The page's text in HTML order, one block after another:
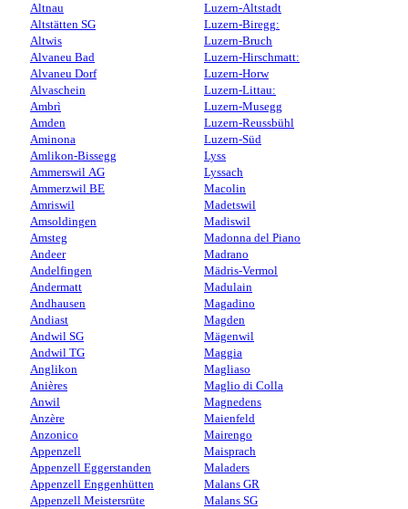
Altnau
Altstätten SG
Altwis
Alvaneu Bad
Alvaneu Dorf
Alvaschein
Ambrì
Amden
Aminona
Amlikon-Bissegg
Ammerswil AG
Ammerzwil BE
Amriswil
Amsoldingen
Amsteg
Andeer
Andelfingen
Andermatt
Andhausen
Andiast
Andwil SG
Andwil TG
Anglikon
Anières
Anwil
Anzère
Anzonico
Appenzell
Appenzell Eggerstanden
Appenzell Enggenhütten
Appenzell Meistersrüte
Luzern-Altstadt
Luzern-Biregg:
Luzern-Bruch
Luzern-Hirschmatt:
Luzern-Horw
Luzern-Littau:
Luzern-Musegg
Luzern-Reussbühl
Luzern-Süd
Lyss
Lyssach
Macolin
Madetswil
Madiswil
Madonna del Piano
Madrano
Mädris-Vermol
Madulain
Magadino
Magden
Mägenwil
Maggia
Magliaso
Maglio di Colla
Magnedens
Maienfeld
Mairengo
Maisprach
Maladers
Malans GR
Malans SG